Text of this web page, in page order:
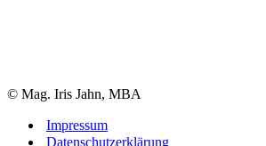
© Mag. Iris Jahn, MBA
Impressum
Datenschutzerklärung